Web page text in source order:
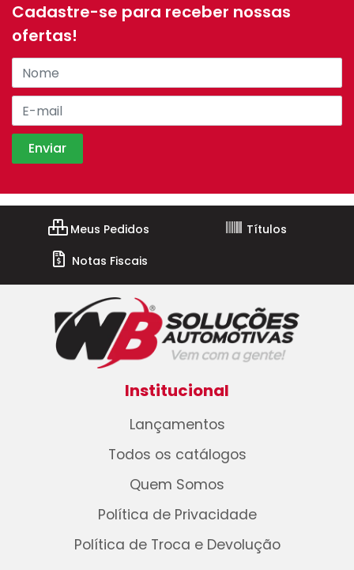
Cadastre-se para receber nossas
ofertas!
Meus Pedidos
Títulos
Notas Fiscais
Institucional
Lançamentos
Todos os catálogos
Quem Somos
Política de Privacidade
Política de Troca e Devolução